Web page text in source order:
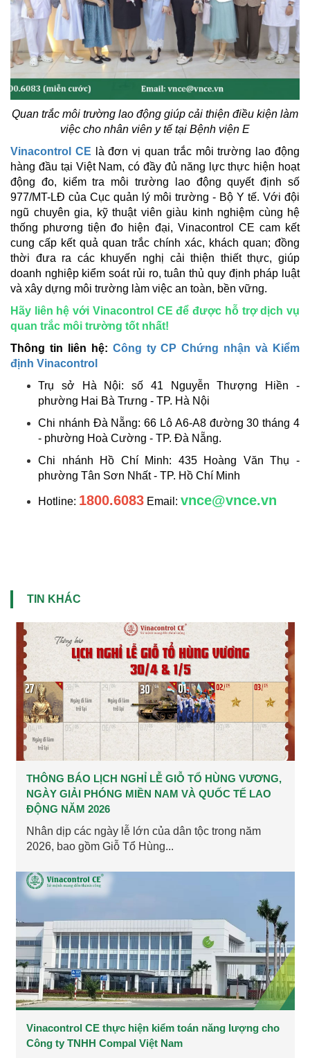
Quan trắc môi trường lao động giúp cải thiện điều kiện làm
việc cho nhân viên y tế tại Bệnh viện E
Vinacontrol CE là đơn vị quan trắc môi trường lao động
hàng đầu tại Việt Nam, có đầy đủ năng lực thực hiện hoạt
động đo, kiểm tra môi trường lao động quyết định số
977/MT-LĐ của Cục quản lý môi trường - Bộ Y tế. Với đội
ngũ chuyên gia, kỹ thuật viên giàu kinh nghiệm cùng hệ
thống phương tiện đo hiện đại, Vinacontrol CE cam kết
cung cấp kết quả quan trắc chính xác, khách quan; đồng
thời đưa ra các khuyến nghị cải thiện thiết thực, giúp
doanh nghiệp kiểm soát rủi ro, tuân thủ quy định pháp luật
và xây dựng môi trường làm việc an toàn, bền vững.
Hãy liên hệ với Vinacontrol CE để được hỗ trợ dịch vụ
quan trắc môi trường tốt nhất!
Thông tin liên hệ: Công ty CP Chứng nhận và Kiểm
định Vinacontrol
Trụ sở Hà Nội: số 41 Nguyễn Thượng Hiền -
phường Hai Bà Trưng - TP. Hà Nội
Chi nhánh Đà Nẵng: 66 Lô A6-A8 đường 30 tháng 4
- phường Hoà Cường - TP. Đà Nẵng.
Chi nhánh Hồ Chí Minh: 435 Hoàng Văn Thụ -
phường Tân Sơn Nhất - TP. Hồ Chí Minh
Hotline: 1800.6083 Email: vnce@vnce.vn
TIN KHÁC
THÔNG BÁO LỊCH NGHỈ LỄ GIỖ TỔ HÙNG VƯƠNG,
NGÀY GIẢI PHÓNG MIỀN NAM VÀ QUỐC TẾ LAO
ĐỘNG NĂM 2026
Nhân dịp các ngày lễ lớn của dân tộc trong năm
2026, bao gồm Giỗ Tổ Hùng...
Vinacontrol CE thực hiện kiểm toán năng lượng cho
Công ty TNHH Compal Việt Nam